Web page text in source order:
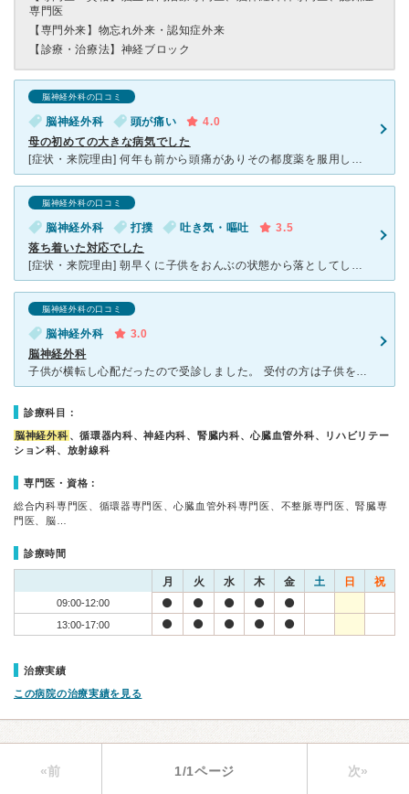
専門医
【専門外来】 物忘れ外来・認知症外来
【診療・治療法】 神経ブロック
脳神経外科の口コミ
脳神経外科 頭が痛い
4.0
母の初めての大きな病気でした
[症状・来院理由] 何年も前から頭痛がありその都度薬を服用していたが、効かなくなってきた。そのときある有名人が同じような症状で脳外科に行ったら大きな病気が見つかったと報道されてるのを見て心配になって
脳神経外科の口コミ
脳神経外科 打撲 吐き気・嘔吐
3.5
落ち着いた対応でした
[症状・来院理由] 朝早くに子供をおんぶの状態から落としてしまい、頭を打ちました。すぐに泣いたので心配はないとおもったのですが、その後の様子がだらんとしていて心配になったので朝8時半に病院へ向かいま
脳神経外科の口コミ
脳神経外科
3.0
脳神経外科
子供が横転し心配だったので受診しました。 受付の方は子供を見てもらいたいと伝えただけで 横転したとかですか？と気付いてくださり初めての 脳神経外科ですが緊張がほぐれました。 混んでいる日だった
診療科目：
脳神経外科 、循環器内科、神経内科、腎臓内科、心臓血管外科、リハビリテー
ション科、放射線科
専門医・資格：
総合内科専門医、循環器専門医、心臓血管外科専門医、不整脈専門医、腎臓専
門医、脳…
診療時間
月 火 水 木 金 土 日 祝
09:00-12:00
13:00-17:00
治療実績
この病院の治療実績を見る
«前 1/1ページ 次»